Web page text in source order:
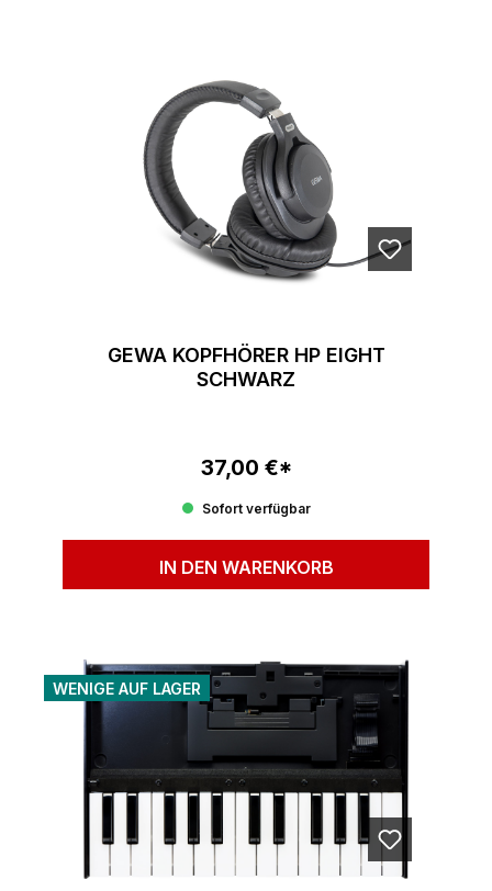
GEWA KOPFHÖRER HP EIGHT
SCHWARZ
Regulärer Preis:
37,00 €*
Sofort verfügbar
IN DEN WARENKORB
WENIGE AUF LAGER